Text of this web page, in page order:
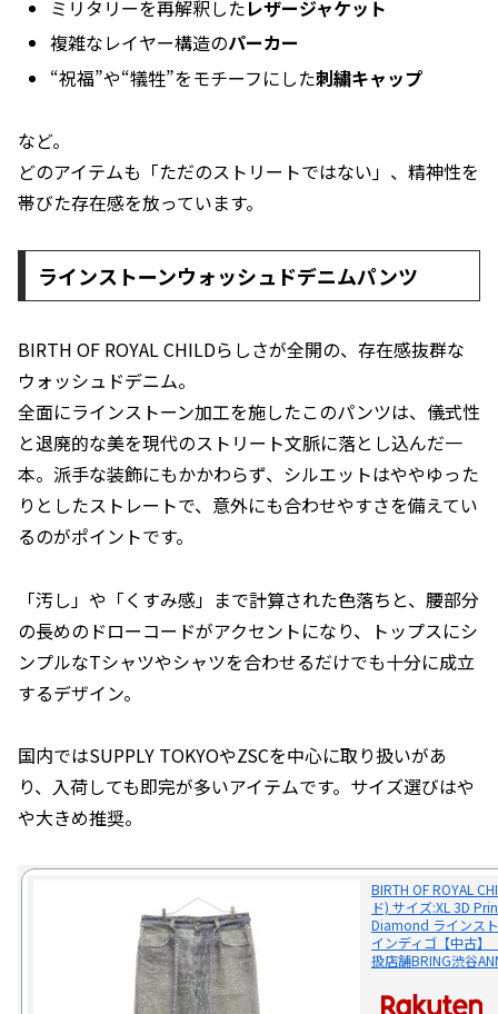
ミリタリーを再解釈したレザージャケット
複雑なレイヤー構造のパーカー
“祝福”や“犠牲”をモチーフにした刺繍キャップ
など。
どのアイテムも「ただのストリートではない」、精神性を
帯びた存在感を放っています。
ラインストーンウォッシュドデニムパンツ
BIRTH OF ROYAL CHILDらしさが全開の、存在感抜群な
ウォッシュドデニム。
全面にラインストーン加工を施したこのパンツは、儀式性
と退廃的な美を現代のストリート文脈に落とし込んだ一
本。派手な装飾にもかかわらず、シルエットはややゆった
りとしたストレートで、意外にも合わせやすさを備えてい
るのがポイントです。
「汚し」や「くすみ感」まで計算された色落ちと、腰部分
の長めのドローコードがアクセントになり、トップスにシ
ンプルなTシャツやシャツを合わせるだけでも十分に成立
するデザイン。
国内ではSUPPLY TOKYOやZSCを中心に取り扱いがあ
り、入荷しても即完が多いアイテムです。サイズ選びはや
や大きめ推奨。
BIRTH OF ROYAL
ド) サイズ:XL 3D
Diamond ラインス
インディゴ【中古】
扱店舗BRING渋谷